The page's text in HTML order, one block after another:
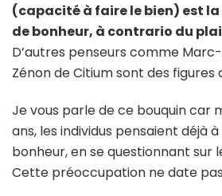
(capacité à faire le bien) est
de bonheur, à contrario du
D’autres penseurs comme
Zénon de Citium sont des figures
Je vous parle de ce bouquin car
ans, les individus pensaient déjà
bonheur, en se questionnant sur
Cette préoccupation ne date pas